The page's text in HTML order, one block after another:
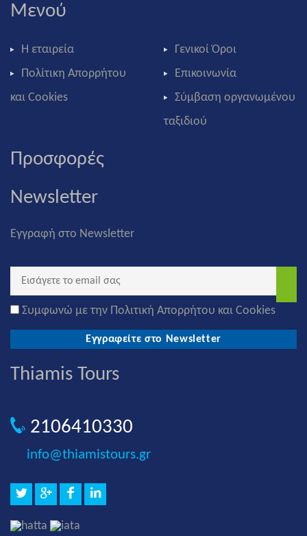
Μενού
Η εταιρεία Γενικοί Όροι
Πολίτικη Απορρήτου
και Cookies
Επικοινωνία
Σύμβαση οργανωμένου
ταξιδιού
Προσφορές
Newsletter
Εγγραφή στο Newsletter
Συμφωνώ με την Πολιτική Απορρήτου και Cookies
Εγγραφείτε στο Newsletter
Thiamis Tours
2106410330
info@thiamistours.gr